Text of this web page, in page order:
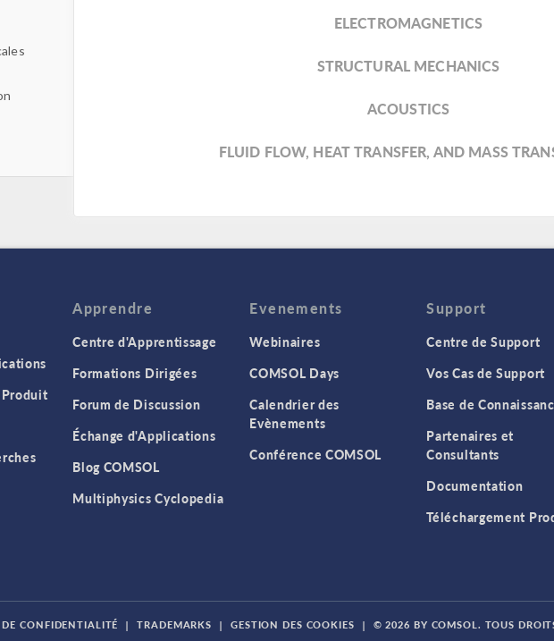
ELECTROMAGNETICS
STRUCTURAL MECHANICS
ACOUSTICS
FLUID FLOW, HEAT TRANSFER, AND MASS
Apprendre
Centre d'Apprentissage
Formations Dirigées
Forum de Discussion
Échange d'Applications
Blog COMSOL
Multiphysics Cyclopedia
Evenements
Webinaires
COMSOL Days
Calendrier des
Evènements
Conférence COMSOL
Support
Centre de Support
Vos Cas de Support
Base de
Partenaires et
Consultants
Documentation
Téléchargement
CONFIDENTIALITÉ | TRADEMARKS | GESTION DES COOKIES | © 2026 BY COMSOL. TOUS